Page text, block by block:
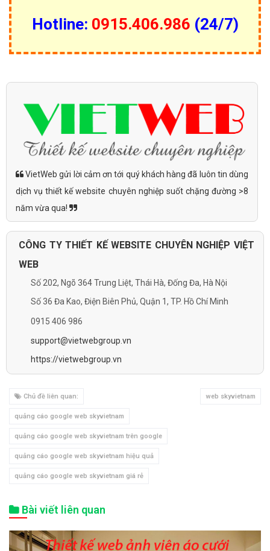
Hotline: 0915.406.986 (24/7)
VietWeb gửi lời cảm ơn tới quý khách hàng đã luôn tin dùng
dịch vụ thiết kế website chuyên nghiệp suốt chặng đường >8
năm vừa qua!
CÔNG TY THIẾT KẾ WEBSITE CHUYÊN NGHIỆP VIỆT
WEB
Số 202, Ngõ 364 Trung Liệt, Thái Hà, Đống Đa, Hà Nội
Số 36 Đa Kao, Điện Biên Phủ, Quận 1, TP. Hồ Chí Minh
0915 406 986
support@vietwebgroup.vn
https://vietwebgroup.vn
Chủ đề liên quan: web skyvietnam
quảng cáo google web skyvietnam
quảng cáo google web skyvietnam trên google
quảng cáo google web skyvietnam hiệu quả
quảng cáo google web skyvietnam giá rẻ
Bài viết liên quan